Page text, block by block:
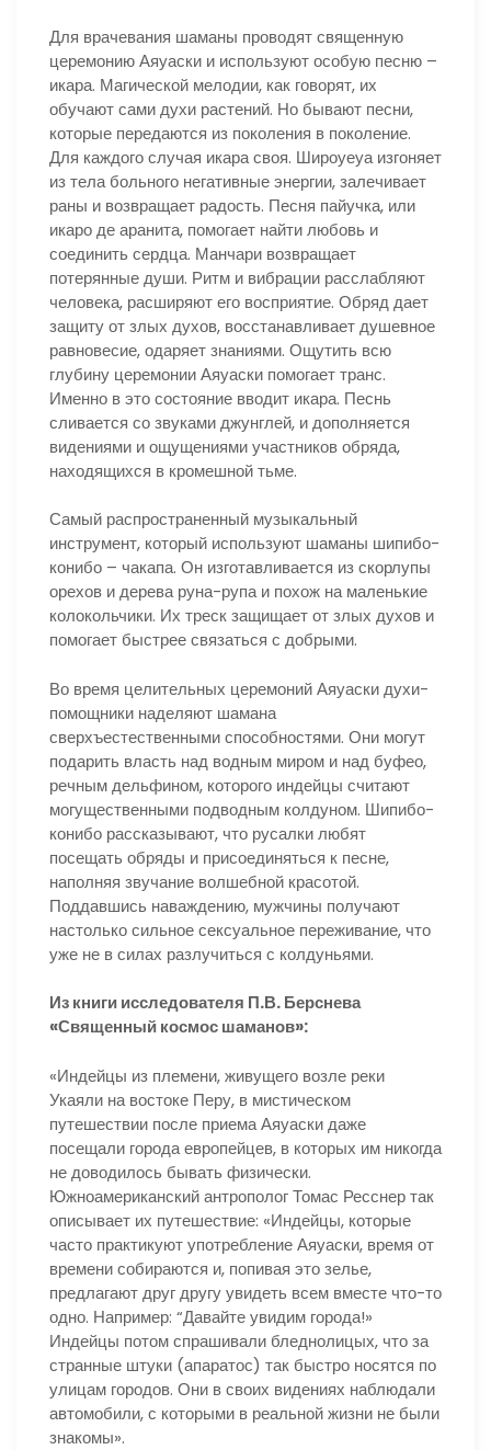
Для врачевания шаманы проводят священную
церемонию Аяуаски и используют особую песню –
икара. Магической мелодии, как говорят, их
обучают сами духи растений. Но бывают песни,
которые передаются из поколения в поколение.
Для каждого случая икара своя. Широуеуа изгоняет
из тела больного негативные энергии, залечивает
раны и возвращает радость. Песня пайучка, или
икаро де аранита, помогает найти любовь и
соединить сердца. Манчари возвращает
потерянные души. Ритм и вибрации расслабляют
человека, расширяют его восприятие. Обряд дает
защиту от злых духов, восстанавливает душевное
равновесие, одаряет знаниями. Ощутить всю
глубину церемонии Аяуаски помогает транс.
Именно в это состояние вводит икара. Песнь
сливается со звуками джунглей, и дополняется
видениями и ощущениями участников обряда,
находящихся в кромешной тьме.
Самый распространенный музыкальный
инструмент, который используют шаманы шипибо-
конибо – чакапа. Он изготавливается из скорлупы
орехов и дерева руна-рупа и похож на маленькие
колокольчики. Их треск защищает от злых духов и
помогает быстрее связаться с добрыми.
Во время целительных церемоний Аяуаски духи-
помощники наделяют шамана
сверхъестественными способностями. Они могут
подарить власть над водным миром и над буфео,
речным дельфином, которого индейцы считают
могущественными подводным колдуном. Шипибо-
конибо рассказывают, что русалки любят
посещать обряды и присоединяться к песне,
наполняя звучание волшебной красотой.
Поддавшись наваждению, мужчины получают
настолько сильное сексуальное переживание, что
уже не в силах разлучиться с колдуньями.
Из книги исследователя П.В. Берснева
«Священный космос шаманов»:
«Индейцы из племени, живущего возле реки
Укаяли на востоке Перу, в мистическом
путешествии после приема Аяуаски даже
посещали города европейцев, в которых им никогда
не доводилось бывать физически.
Южноамериканский антрополог Томас Ресснер так
описывает их путешествие: «Индейцы, которые
часто практикуют употребление Аяуаски, время от
времени собираются и, попивая это зелье,
предлагают друг другу увидеть всем вместе что-то
одно. Например: “Давайте увидим города!»
Индейцы потом спрашивали бледнолицых, что за
странные штуки (апаратос) так быстро носятся по
улицам городов. Они в своих видениях наблюдали
автомобили, с которыми в реальной жизни не были
знакомы».